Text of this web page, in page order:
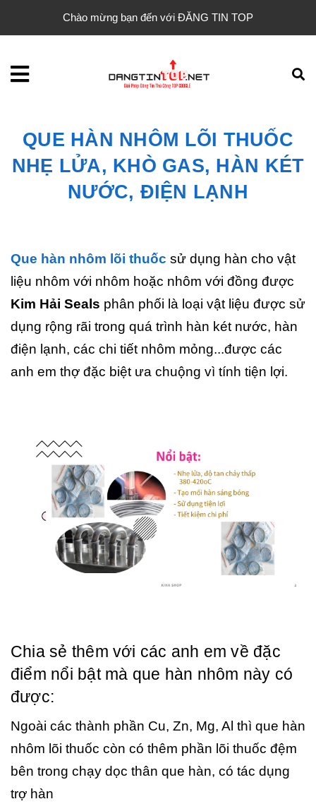
Chào mừng bạn đến với ĐĂNG TIN TOP
QUE HÀN NHÔM LÕI THUỐC
NHẸ LỬA, KHÒ GAS, HÀN KÉT
NƯỚC, ĐIỆN LẠNH
Que hàn nhôm lõi thuốc sử dụng hàn cho vật
liệu nhôm với nhôm hoặc nhôm với đồng được
Kim Hải Seals phân phối là loại vật liệu được sử
dụng rộng rãi trong quá trình hàn két nước, hàn
điện lạnh, các chi tiết nhôm mỏng...được các
anh em thợ đặc biệt ưa chuộng vì tính tiện lợi.
Chia sẻ thêm với các anh em về đặc
điểm nổi bật mà que hàn nhôm này có
được:
Ngoài các thành phần Cu, Zn, Mg, Al thì que hàn
nhôm lõi thuốc còn có thêm phần lõi thuốc đệm
bên trong chạy dọc thân que hàn, có tác dụng
trợ hàn